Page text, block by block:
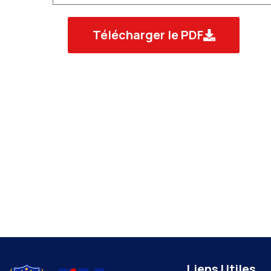
Télécharger le PDF